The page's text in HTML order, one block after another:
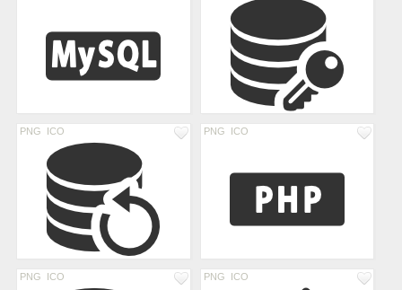
PNG ICO PNG ICO
PNG ICO PNG ICO